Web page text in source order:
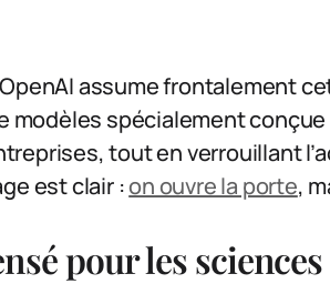
assume frontalement
modèles spécialement
tout en verrouillant
est clair :on ouvre la porte,
pour les sciences